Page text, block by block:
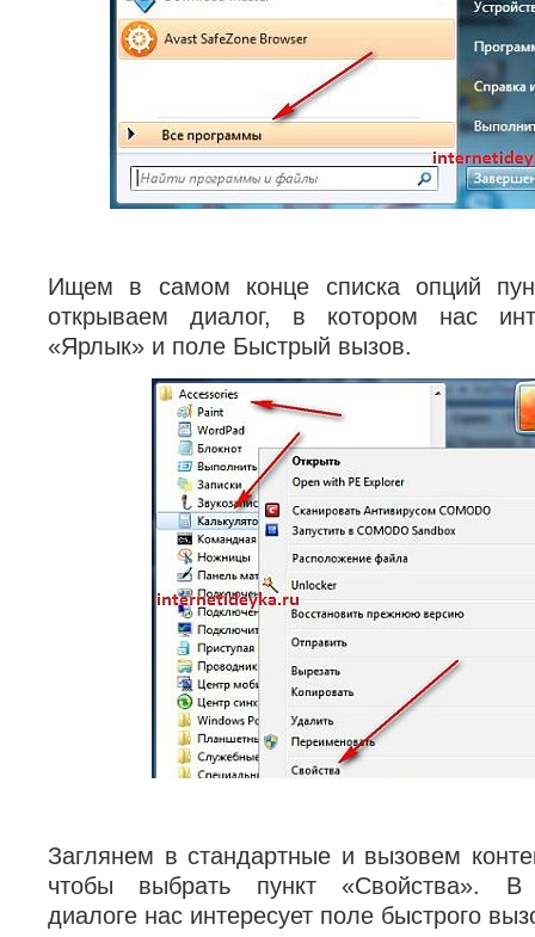
Ищем в самом конце списка опций
открываем диалог, в котором нас
«Ярлык» и поле Быстрый вызов.
Заглянем в стандартные и вызовем
чтобы выбрать пункт «Свойства». В
диалоге нас интересует поле быстрого